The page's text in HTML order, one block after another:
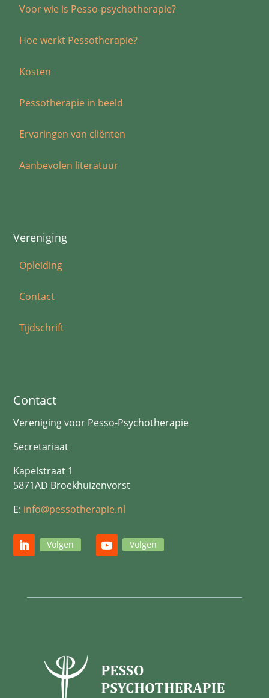
Voor wie is Pesso-psychotherapie?
Hoe werkt Pessotherapie?
Kosten
Pessotherapie in beeld
Ervaringen van cliënten
Aanbevolen literatuur
Vereniging
Opleiding
Contact
Tijdschrift
Contact
Vereniging voor Pesso-Psychotherapie
Secretariaat
Kapelstraat 1
5871AD Broekhuizenvorst
E: info@pessotherapie.nl
Volgen Volgen